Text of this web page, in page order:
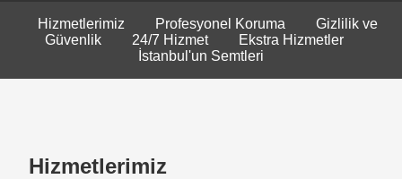
Hizmetlerimiz Profesyonel Koruma
Gizlilik ve
Güvenlik
24/7 Hizmet
Ekstra Hizmetler
İstanbul'un Semtleri
Hizmetlerimiz